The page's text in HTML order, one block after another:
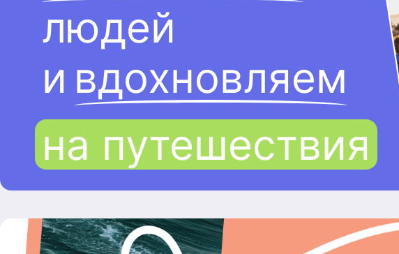
людей
и вдохновляем
на путешествия